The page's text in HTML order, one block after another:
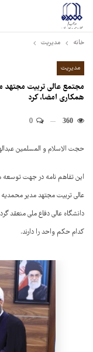
خانه مدیریت
مدیریت
مجتمع عالی تربیت مجتهد
همکاری امضا، کرد
360
حجت الاسلام و المسلمین
این تفاهم نامه در جهت توسعه
عالی تربیت مجتهد مدیر
دانشگاه عالی دفاع ملی منعقد
کدام حکم واحد را دارند.